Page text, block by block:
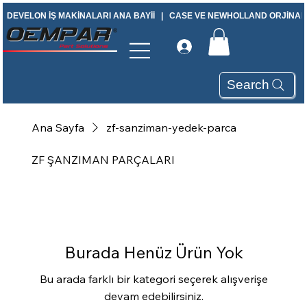
DEVELON İŞ MAKİNALARI ANA BAYİİ   |   CASE VE NEWHOLLAND
Search
Ana Sayfa zf-sanziman-yedek-parca
ZF ŞANZIMAN PARÇALARI
Burada Henüz Ürün Yok
Bu arada farklı bir kategori seçerek alışverişe
devam edebilirsiniz.